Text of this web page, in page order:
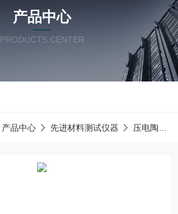
产品中心
PRODUCTS CENTER
产品中心 先进材料测试仪器 压电陶瓷元件